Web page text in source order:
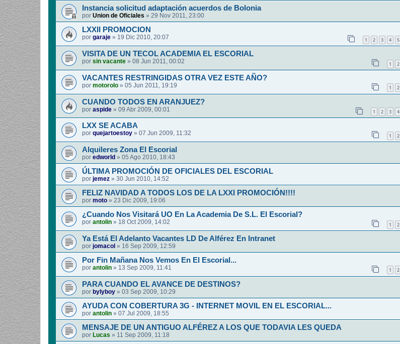
Instancia solicitud adaptación acuerdos de Bolonia
por Union de Oficiales » 29 Nov 2011, 23:00
LXXII PROMOCION
por garaje » 19 Dic 2010, 20:07 1 2 3 4 5
VISITA DE UN TECOL ACADEMIA EL ESCORIAL
por sin vacante » 08 Jun 2011, 00:02 1 2
VACANTES RESTRINGIDAS OTRA VEZ ESTE AÑO?
por motorolo » 05 Jun 2011, 19:19 1 2
CUANDO TODOS EN ARANJUEZ?
por aspide » 09 Abr 2009, 00:01 1 2 3 4
LXX SE ACABA
por quejartoestoy » 07 Jun 2009, 11:32 1 2
Alquileres Zona El Escorial
por edworld » 05 Ago 2010, 18:43
ÚLTIMA PROMOCIÓN DE OFICIALES DEL ESCORIAL
por jemez » 30 Jun 2010, 14:52
FELIZ NAVIDAD A TODOS LOS DE LA LXXI PROMOCIÓN!!!!
por moto » 23 Dic 2009, 19:06
¿Cuando Nos Visitará UO En La Academia De S.L. El Escorial?
por antolin » 18 Oct 2009, 14:02 1 2
Ya Está El Adelanto Vacantes LD De Alférez En Intranet
por jomacol » 16 Sep 2009, 12:59
Por Fin Mañana Nos Vemos En El Escorial...
por antolin » 13 Sep 2009, 11:41 1 2
PARA CUANDO EL AVANCE DE DESTINOS?
por bylyboy » 03 Sep 2009, 10:29
AYUDA CON COBERTURA 3G - INTERNET MOVIL EN EL ESCORIAL...
por antolin » 07 Jul 2009, 18:55
MENSAJE DE UN ANTIGUO ALFÉREZ A LOS QUE TODAVIA LES QUEDA
por Lucas » 11 Sep 2009, 11:18